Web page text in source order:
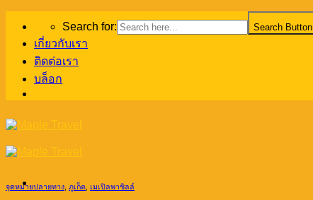
content
Search for: Search Button
เกี่ยวกับเรา
ติดต่อเรา
บล็อก
จุดหมายปลายทาง ภูเก็ต เมเปิลพาชิลล์